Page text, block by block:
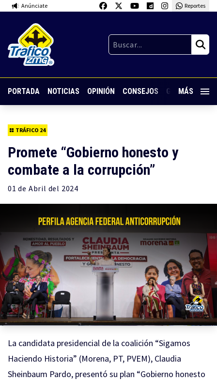
Anúnciate Reportes
PORTADA NOTICIAS OPINIÓN CONSEJOS GUARDIA
MÁS
TRÁFICO 24
Promete “Gobierno honesto y
combate a la corrupción”
01 de Abril del 2024
La candidata presidencial de la coalición “Sigamos
Haciendo Historia” (Morena, PT, PVEM), Claudia
Sheinbaum Pardo, presentó su plan “Gobierno honesto